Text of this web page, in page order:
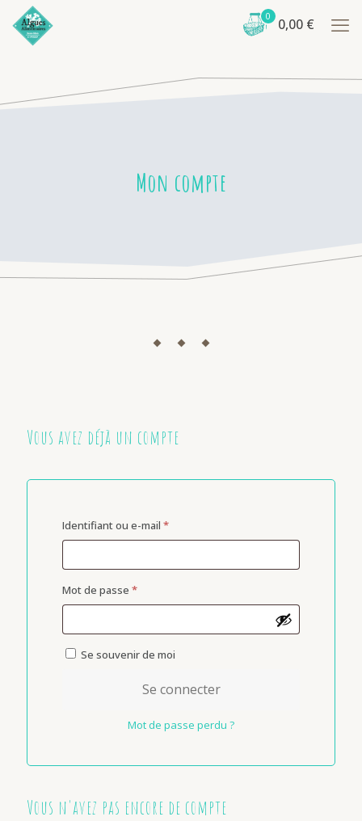
0 0,00 €
Mon compte
Vous avez déjà un compte
Identifiant ou e-mail *
Mot de passe *
Se souvenir de moi
Se connecter
Mot de passe perdu ?
Vous n'avez pas encore de compte